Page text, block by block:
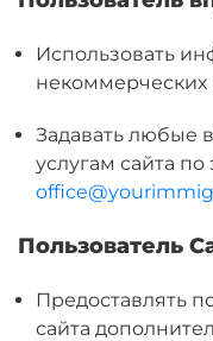
Использовать
некоммерческих
Задавать любые
услугам сайта
Пользователь
Предоставлять
сайта